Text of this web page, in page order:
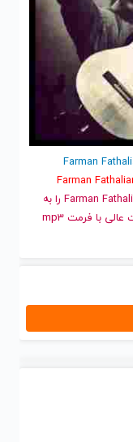
و قدیمی فرمان فتحعلیان | Farman Fathalian را به
راحتی و با سرعت بالا گوش دهید و با کیفیت عالی با فرمت mp3